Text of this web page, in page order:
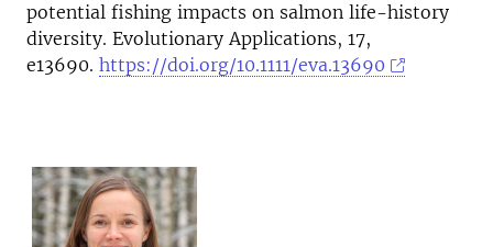
potential fishing impacts on salmon life-history
diversity. Evolutionary Applications, 17,
e13690. https://doi.org/10.1111/eva.13690